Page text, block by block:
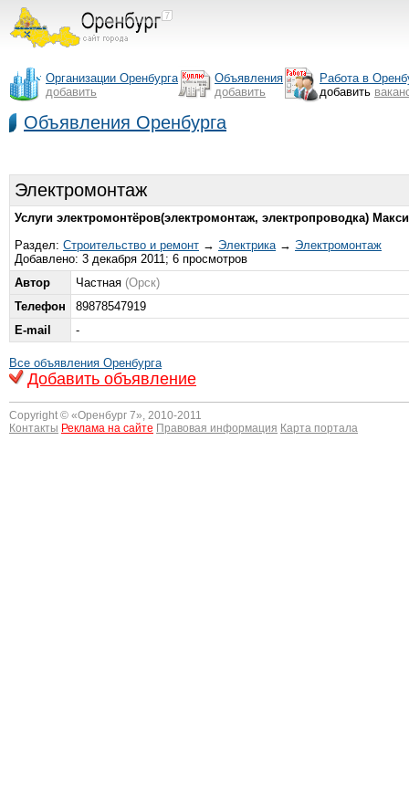
Организации Оренбурга
добавить
Объявления
добавить
Работа в
добавить
Объявления Оренбурга
Электромонтаж
Услуги электромонтёров(электромонтаж, электропроводка)
Раздел: Строительство и ремонт → Электрика→ Электромонтаж
Добавлено: 3 декабря 2011; 6 просмотров
Автор
Частная (Орск)
Телефон
89878547919
E-mail
-
Все объявления Оренбурга
Добавить объявление
Copyright © «Оренбург 7», 2010-2011
Контакты Реклама на сайте Правовая информация Карта портала